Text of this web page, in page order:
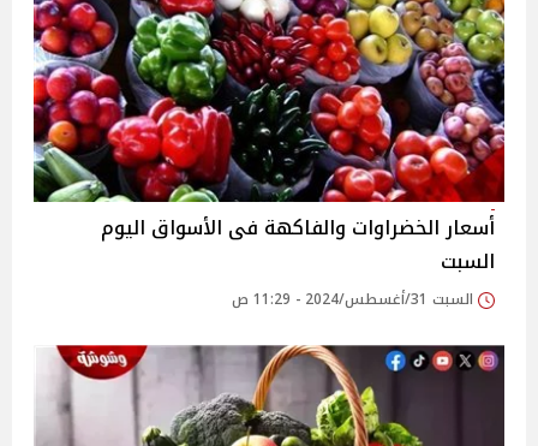
أسعار الخضراوات والفاكهة فى الأسواق‎‎ اليوم
السبت
السبت 31/أغسطس/2024 - 11:29 ص